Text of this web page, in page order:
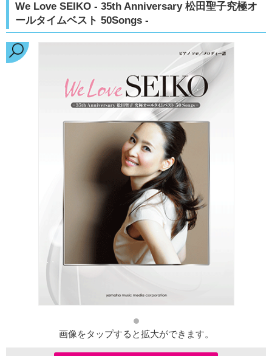
We Love SEIKO - 35th Anniversary 松田聖子究極オ
ールタイムベスト 50Songs -
画像をタップすると拡大ができます。